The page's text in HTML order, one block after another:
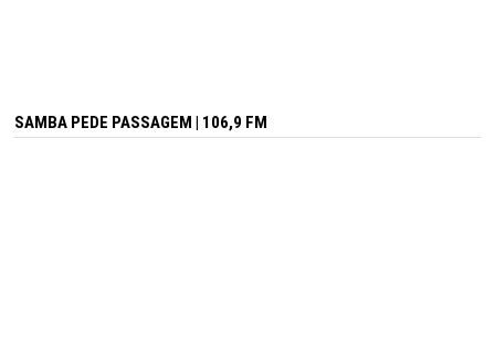
SAMBA PEDE PASSAGEM | 106,9 FM